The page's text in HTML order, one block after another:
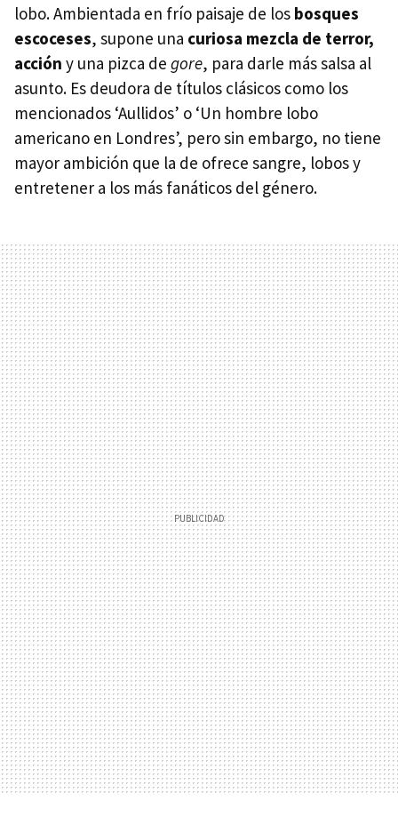
lobo. Ambientada en frío paisaje de los bosques
escoceses, supone una curiosa mezcla de terror,
acción y una pizca de gore, para darle más salsa al
asunto. Es deudora de títulos clásicos como los
mencionados ‘Aullidos’ o ‘Un hombre lobo
americano en Londres’, pero sin embargo, no tiene
mayor ambición que la de ofrece sangre, lobos y
entretener a los más fanáticos del género.